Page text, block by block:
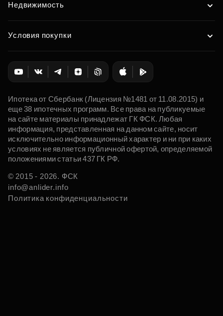
Недвижимость
Условия покупки
Ипотека от Сбербанк (Лицензия №1481 от 11.08.2015) и
еще 38 ипотечных программ. Все права на публикуемые
на сайте материалы принадлежат ГК ФСК. Любая
информация, представленная на данном сайте, носит
исключительно информационный характер и ни при каких
условиях не является публичной офертой, определяемой
положениями статьи 437 ГК РФ.
© 2015 - 2026. ФСК
info@anlider.info
Политика конфиденциальности